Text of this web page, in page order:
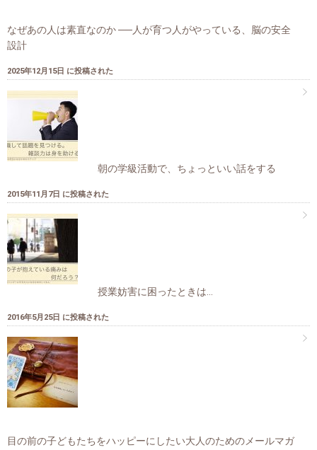
なぜあの人は素直なのか ──人が育つ人がやっている、脳の安全
設計
2025年12月15日 に投稿された
朝の学級活動で、ちょっといい話をする
2015年11月7日 に投稿された
授業妨害に困ったときは…
2016年5月25日 に投稿された
目の前の子どもたちをハッピーにしたい大人のためのメールマガ